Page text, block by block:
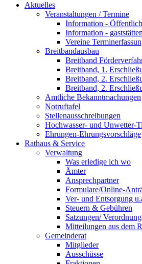
Aktuelles
Veranstaltungen / Termine
Information -
Information -
Vereine
Breitbandausbau
Breitband
Breitband, 1.
Breitband, 2.
Breitband, 2.
Amtliche Bekanntmachungen
Notruftafel
Stellenausschreibungen
Hochwasser- und Unwetter-
Ehrungen-Ehrungsvorschläge
Rathaus & Service
Verwaltung
Was erledige ich wo
Ämter
Ansprechpartner
Formulare/Online-
Ver- und Entsorgung
Steuern & Gebühren
Satzungen/
Mitteilungen aus dem
Gemeinderat
Mitglieder
Ausschüsse